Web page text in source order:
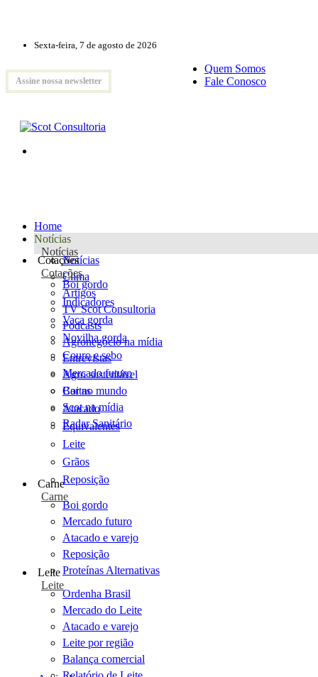
Sexta-feira, 7 de agosto de 2026
Assine nossa newsletter
Quem Somos
Fale Conosco
Home
Notícias
Notícias
Notícias
Clima
Artigos
TV Scot Consultoria
Podcasts
Agronegócio na mídia
Entrevistas
Agro sustentável
Cartas
Scot na mídia
Radar Sanitário
Cotações
Cotações
Boi gordo
Indicadores
Vaca gorda
Novilha gorda
Couro e sebo
Mercado futuro
Boi no mundo
Atacado
Equivalentes
Leite
Grãos
Reposição
Carne
Carne
Boi gordo
Mercado futuro
Atacado e varejo
Reposição
Proteínas Alternativas
Leite
Leite
Ordenha Brasil
Mercado do Leite
Atacado e varejo
Leite por região
Balança comercial